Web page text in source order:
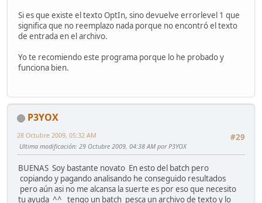
Si es que existe el texto OptIn, sino devuelve errorlevel 1 que
significa que no reemplazo nada porque no encontró el texto
de entrada en el archivo.
Yo te recomiendo este programa porque lo he probado y
funciona bien.
P3YOX
#29
28 Octubre 2009, 05:32 AM
Ultima modificación: 29 Octubre 2009, 04:38 AM por P3YOX
BUENAS Soy bastante novato En esto del batch pero
copiando y pagando analisando he conseguido resultados
pero aún asi no me alcansa la suerte es por eso que necesito
tu ayuda ^^ tengo un batch pesca un archivo de texto y lo